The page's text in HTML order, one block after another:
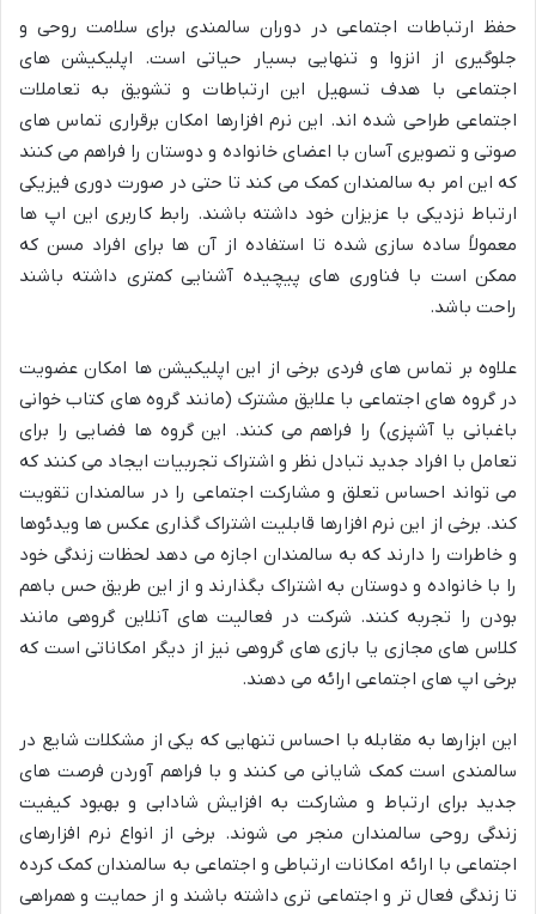
حفظ ارتباطات اجتماعی در دوران سالمندی برای سلامت روحی و
جلوگیری از انزوا و تنهایی بسیار حیاتی است. اپلیکیشن های
اجتماعی با هدف تسهیل این ارتباطات و تشویق به تعاملات
اجتماعی طراحی شده اند. این نرم افزارها امکان برقراری تماس های
صوتی و تصویری آسان با اعضای خانواده و دوستان را فراهم می کنند
که این امر به سالمندان کمک می کند تا حتی در صورت دوری فیزیکی
ارتباط نزدیکی با عزیزان خود داشته باشند. رابط کاربری این اپ ها
معمولاً ساده سازی شده تا استفاده از آن ها برای افراد مسن که
ممکن است با فناوری های پیچیده آشنایی کمتری داشته باشند
راحت باشد.
علاوه بر تماس های فردی برخی از این اپلیکیشن ها امکان عضویت
در گروه های اجتماعی با علایق مشترک (مانند گروه های کتاب خوانی
باغبانی یا آشپزی) را فراهم می کنند. این گروه ها فضایی را برای
تعامل با افراد جدید تبادل نظر و اشتراک تجربیات ایجاد می کنند که
می تواند احساس تعلق و مشارکت اجتماعی را در سالمندان تقویت
کند. برخی از این نرم افزارها قابلیت اشتراک گذاری عکس ها ویدئوها
و خاطرات را دارند که به سالمندان اجازه می دهد لحظات زندگی خود
را با خانواده و دوستان به اشتراک بگذارند و از این طریق حس باهم
بودن را تجربه کنند. شرکت در فعالیت های آنلاین گروهی مانند
کلاس های مجازی یا بازی های گروهی نیز از دیگر امکاناتی است که
برخی اپ های اجتماعی ارائه می دهند.
این ابزارها به مقابله با احساس تنهایی که یکی از مشکلات شایع در
سالمندی است کمک شایانی می کنند و با فراهم آوردن فرصت های
جدید برای ارتباط و مشارکت به افزایش شادابی و بهبود کیفیت
زندگی روحی سالمندان منجر می شوند. برخی از انواع نرم افزارهای
اجتماعی با ارائه امکانات ارتباطی و اجتماعی به سالمندان کمک کرده
تا زندگی فعال تر و اجتماعی تری داشته باشند و از حمایت و همراهی